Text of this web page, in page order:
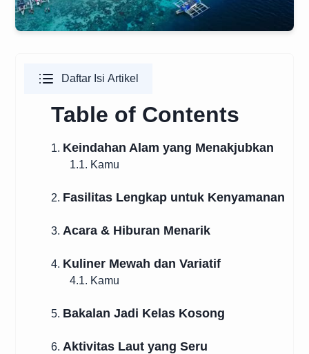
Daftar Isi Artikel
Table of Contents
1. Keindahan Alam yang Menakjubkan
1.1. Kamu
2. Fasilitas Lengkap untuk Kenyamanan
3. Acara & Hiburan Menarik
4. Kuliner Mewah dan Variatif
4.1. Kamu
5. Bakalan Jadi Kelas Kosong
6. Aktivitas Laut yang Seru